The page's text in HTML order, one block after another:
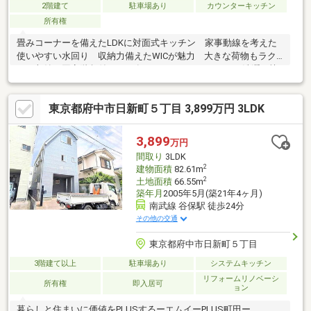
2階建て 駐車場あり
カウンターキッチン
所有権
畳みコーナーを備えたLDKに対面式キッチン 家事動線を考えた
使いやすい水回り 収納力備えたWICが魅力 大きな荷物もラク
適 住環境良好です
東京都府中市日新町５丁目 3,899万円 3LDK
3,899万円
間取り 3LDK
建物面積82.61m2
土地面積66.55m2
築年月 2005年5月(築21年4ヶ月)
南武線 谷保駅 徒歩24分
その他の交通
東京都府中市日新町５丁目
3階建て以上 駐車場あり システムキッチン
所有権 即入居可
リフォームリノベーシ
ョン